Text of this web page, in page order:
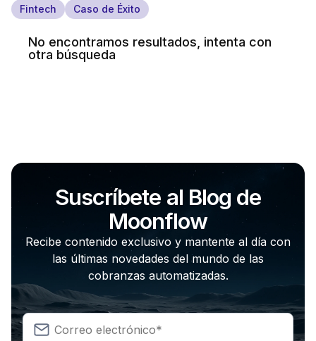
Fintech
Caso de Éxito
No encontramos resultados, intenta con
otra búsqueda
Suscríbete al Blog de
Moonflow
Recibe contenido exclusivo y mantente al día con
las últimas novedades del mundo de las
cobranzas automatizadas.